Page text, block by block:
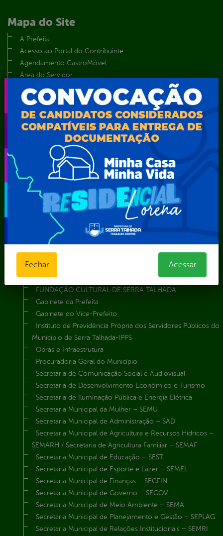
Mapa do Site
A Prefeita
Acesso ao Portal do Contribuinte
Agendamento CastroMóvel
Área do Servidor
Cadastro Cultural
Contato
Dados abertos
Feriados e Pontos Facultativos
Resultado de Exames
Serviços digitais
Telefones Úteis
TV Web
Vice-Prefeito
Secretarias
Agência Municipal de Meio Ambiente – AMMA
Assistência Social e Cidadania
Autarquia Educacional de Serra Talhada – AESET
Comando da Guarda Municipal-CGM
Diretoria da Defesa Civil
FUNDAÇÃO CULTURAL DE SERRA TALHADA
Gabinete da Prefeita
Gabinete do Vice-Prefeito
Instituto de Previdência Própria dos Servidores Públicos do
Município de Serra Talhada-IPPS
Obras e Infraestrutura
Procuradoria Geral do Município
Secretaria de Comunicação Social e Audiovisual
Secretaria de Desenvolvimento Econômico e Turismo
Secretaria de Iluminação Pública e Energia Elétrica
Secretaria Municipal da Mulher – SEMU
Secretaria Municipal de Administração – SAD
Secretaria Municipal de Agricultura e Recursos Hídricos –
SEMARH / Secretaria de Agricultura Familiar – SEMAF
Secretaria Municipal de Educação – SEST
Secretaria Municipal de Esporte e Lazer – SEMEL
Secretaria Municipal de Finanças – SECFIN
Secretaria Municipal de Governo – SEGOV
Secretaria Municipal de Meio Ambiente – SEMA
Secretaria Municipal de Planejamento e Gestão – SEPLAG
Secretaria Municipal de Relações Institucionais – SEMRI
Fechar Acessar